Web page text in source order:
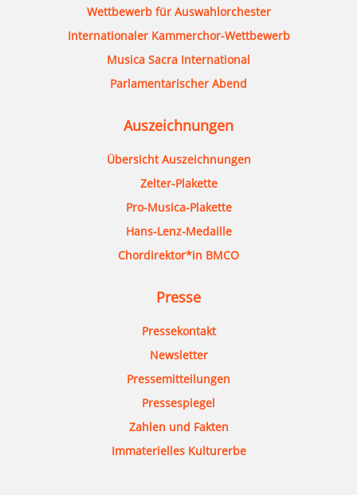
Wettbewerb für Auswahlorchester
Internationaler Kammerchor-Wettbewerb
Musica Sacra International
Parlamentarischer Abend
Auszeichnungen
Übersicht Auszeichnungen
Zelter-Plakette
Pro-Musica-Plakette
Hans-Lenz-Medaille
Chordirektor*in BMCO
Presse
Pressekontakt
Newsletter
Pressemitteilungen
Pressespiegel
Zahlen und Fakten
Immaterielles Kulturerbe